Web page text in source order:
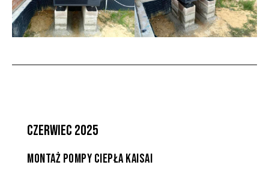
CZERWIEC 2025
MONTAŻ POMPY CIEPŁA KAISAI